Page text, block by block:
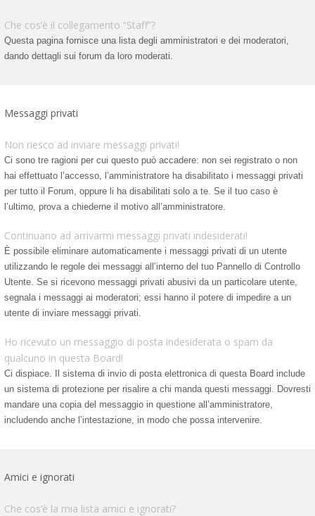
Che cos’è il collegamento “Staff”?
Questa pagina fornisce una lista degli amministratori e dei moderatori,
dando dettagli sui forum da loro moderati.
Messaggi privati
Non riesco ad inviare messaggi privati!
Ci sono tre ragioni per cui questo può accadere: non sei registrato o non
hai effettuato l’accesso, l’amministratore ha disabilitato i messaggi privati
per tutto il Forum, oppure li ha disabilitati solo a te. Se il tuo caso è
l’ultimo, prova a chiederne il motivo all’amministratore.
Continuano ad arrivarmi messaggi privati indesiderati!
È possibile eliminare automaticamente i messaggi privati ​​di un utente
utilizzando le regole dei messaggi all’interno del tuo Pannello di Controllo
Utente. Se si ricevono messaggi privati ​​abusivi da un particolare utente,
segnala i messaggi ai moderatori; essi hanno il potere di impedire a un
utente di inviare messaggi privati​​.
Ho ricevuto un messaggio di posta indesiderata o spam da
qualcuno in questa Board!
Ci dispiace. Il sistema di invio di posta elettronica di questa Board include
un sistema di protezione per risalire a chi manda questi messaggi. Dovresti
mandare una copia del messaggio in questione all’amministratore,
includendo anche l’intestazione, in modo che possa intervenire.
Amici e ignorati
Che cos’è la mia lista amici e ignorati?